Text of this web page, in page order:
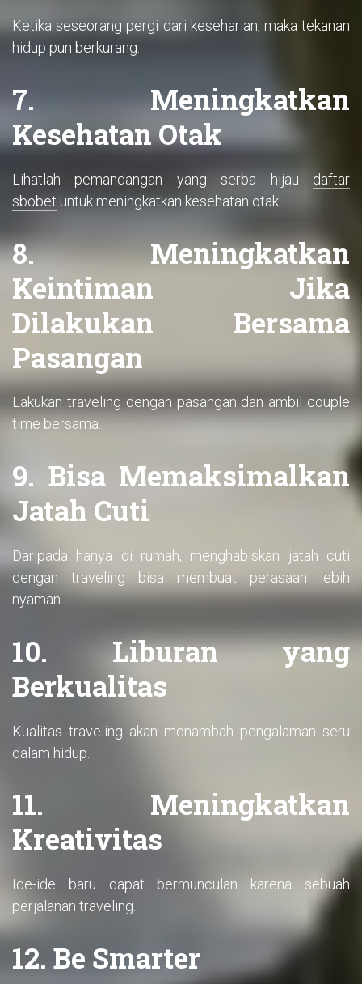
Ketika seseorang pergi dari keseharian, maka tekanan
hidup pun berkurang.
7. Meningkatkan
Kesehatan Otak
Lihatlah pemandangan yang serba hijau daftar
sbobet untuk meningkatkan kesehatan otak.
8. Meningkatkan
Keintiman Jika
Dilakukan Bersama
Pasangan
Lakukan traveling dengan pasangan dan ambil couple
time bersama.
9. Bisa Memaksimalkan
Jatah Cuti
Daripada hanya di rumah, menghabiskan jatah cuti
dengan traveling bisa membuat perasaan lebih
nyaman.
10. Liburan yang
Berkualitas
Kualitas traveling akan menambah pengalaman seru
dalam hidup.
11. Meningkatkan
Kreativitas
Ide-ide baru dapat bermunculan karena sebuah
perjalanan traveling.
12. Be Smarter